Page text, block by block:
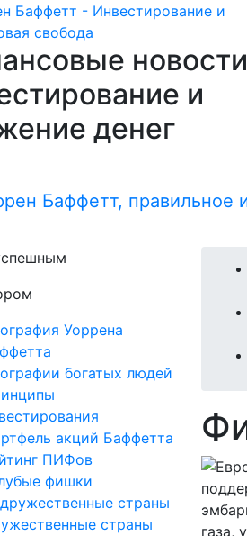
и
денег
Уоррена
богатых людей
акций Баффетта
ПИФов
фишки
страны
страны